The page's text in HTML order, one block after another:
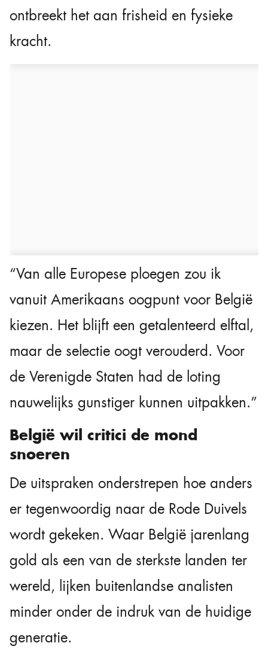
ontbreekt het aan frisheid en fysieke
kracht.
“Van alle Europese ploegen zou ik
vanuit Amerikaans oogpunt voor België
kiezen. Het blijft een getalenteerd elftal,
maar de selectie oogt verouderd. Voor
de Verenigde Staten had de loting
nauwelijks gunstiger kunnen uitpakken.”
België wil critici de mond
snoeren
De uitspraken onderstrepen hoe anders
er tegenwoordig naar de Rode Duivels
wordt gekeken. Waar België jarenlang
gold als een van de sterkste landen ter
wereld, lijken buitenlandse analisten
minder onder de indruk van de huidige
generatie.